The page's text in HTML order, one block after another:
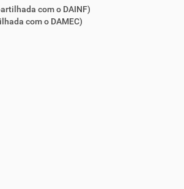
com o DAINF)
com o DAMEC)